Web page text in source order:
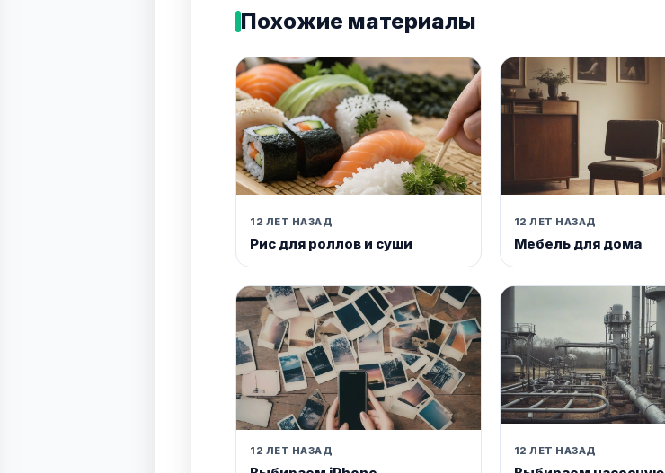
Похожие материалы
12 ЛЕТ НАЗАД
Рис для роллов и суши
12 ЛЕТ НАЗАД
Мебель для дома
12 ЛЕТ НАЗАД 12 ЛЕТ НАЗАД